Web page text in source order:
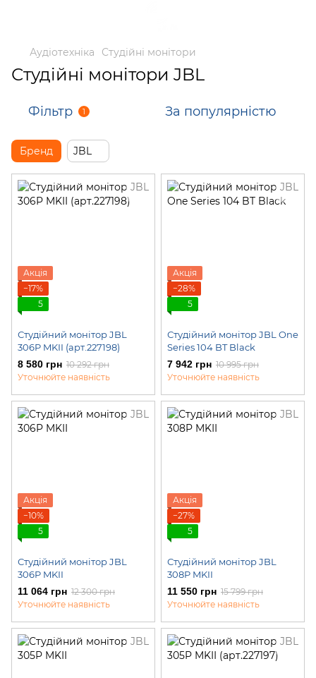
Аудіотехніка Студійні монітори
Студійні монітори JBL
Фільтр 1 За популярністю
Бренд JBL
Акція
−17%
5
Студійний монітор JBL
306P MKII (арт.227198)
8 580 грн 10 292 грн
Уточнюйте наявність
Акція
−28%
5
Студійний монітор JBL One
Series 104 BT Black
7 942 грн 10 995 грн
Уточнюйте наявність
Акція
−10%
5
Студійний монітор JBL
306P MKII
11 064 грн 12 300 грн
Уточнюйте наявність
Акція
−27%
5
Студійний монітор JBL
308P MKII
11 550 грн 15 799 грн
Уточнюйте наявність